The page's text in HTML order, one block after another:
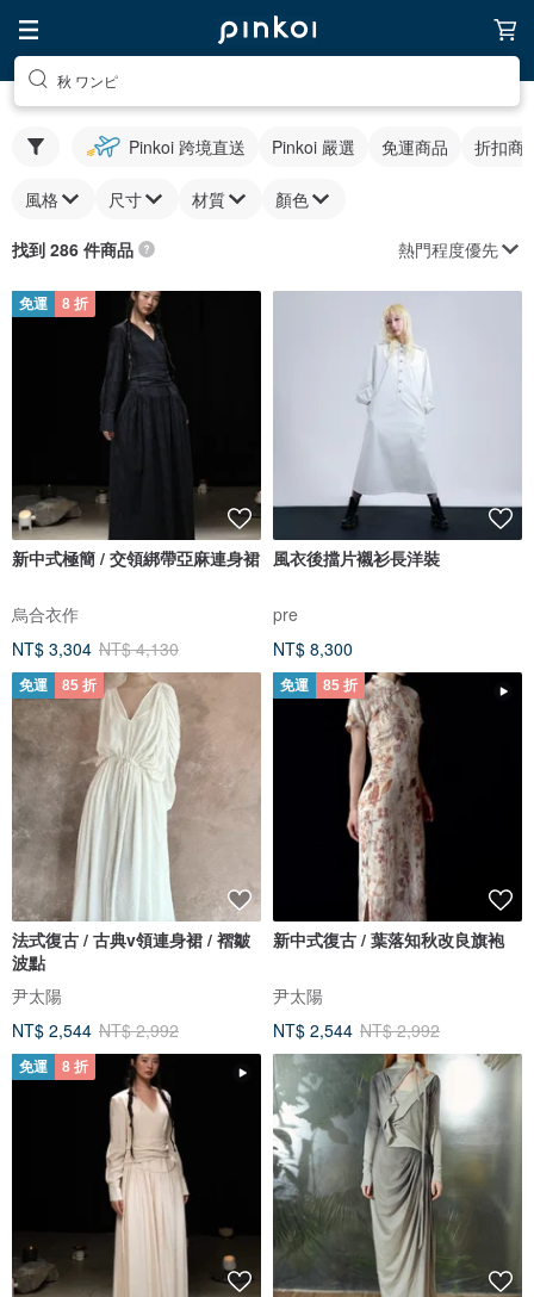
秋 ワンピ
Pinkoi 跨境直送 Pinkoi 嚴選 免運商品 折扣商
風格 尺寸 材質 顏色
找到 286 件商品 熱門程度優先
免運 8 折
新中式極簡 / 交領綁帶亞麻連身裙
烏合衣作
NT$ 3,304 NT$ 4,130
風衣後擋片襯衫長洋裝
pre
NT$ 8,300
免運 85 折
法式復古 / 古典v領連身裙 / 褶皺
波點
尹太陽
NT$ 2,544 NT$ 2,992
免運 85 折
新中式復古 / 葉落知秋改良旗袍
尹太陽
NT$ 2,544 NT$ 2,992
免運 8 折